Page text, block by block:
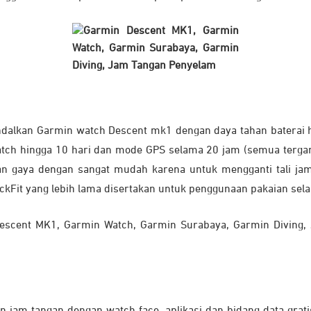
Garmin watch Descent mk1 dengan daya tahan
hingga 10 hari dan mode GPS selama 20 jam (semua
gaya dengan sangat mudah karena untuk mengganti tali
yang lebih lama disertakan untuk penggunaan pakaian